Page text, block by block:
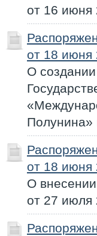
от 16 июня
от 18 июня
О
Полунина»
от 18 июня
О
от 27 июля